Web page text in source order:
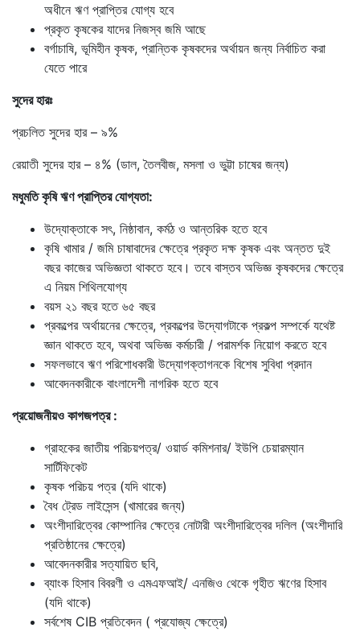
অধীনে ঋণ প্রাপ্তির যোগ্য হবে
প্রকৃত কৃষকের যাদের নিজস্ব জমি আছে
বর্গাচাষি, ভূমিহীন কৃষক, প্রান্তিক কৃষকদের অর্থায়ন জন্য নির্বাচিত করা
যেতে পারে
সুদের হারঃ
প্রচলিত সুদের হার – ৯%
রেয়াতী সুদের হার – ৪% (ডাল, তৈলবীজ, মসলা ও ভুট্টা চাষের জন্য)
মধুমতি কৃষি ঋণ প্রাপ্তির যোগ্যতা:
উদ্যোক্তাকে সৎ, নিষ্ঠাবান, কর্মঠ ও আন্তরিক হতে হবে
কৃষি খামার / জমি চাষাবাদের ক্ষেত্রে প্রকৃত দক্ষ কৃষক এবং অন্তত দুই
বছর কাজের অভিজ্ঞতা থাকতে হবে। তবে বাস্তব অভিজ্ঞ কৃষকদের ক্ষেত্রে
এ নিয়ম শিথিলযোগ্য
বয়স ২১ বছর হতে ৬৫ বছর
প্রকল্পের অর্থায়নের ক্ষেত্রে, প্রকল্পের উদ্যোগটাকে প্রকল্প সম্পর্কে যথেষ্ট
জ্ঞান থাকতে হবে, অথবা অভিজ্ঞ কর্মচারী / পরামর্শক নিয়োগ করতে হবে
সফলভাবে ঋণ পরিশোধকারী উদ্যোগক্তাগনকে বিশেষ সুবিধা প্রদান
আবেদনকারীকে বাংলাদেশী নাগরিক হতে হবে
প্রয়োজনীয়ও কাগজপত্র :
গ্রাহকের জাতীয় পরিচয়পত্র/ ওয়ার্ড কমিশনার/ ইউপি চেয়ারম্যান
সার্টিফিকেট
কৃষক পরিচয় পত্র (যদি থাকে)
বৈধ ট্রেড লাইসেন্স (খামারের জন্য)
অংশীদারিত্বের কোম্পানির ক্ষেত্রে নোটারী অংশীদারিত্বের দলিল (অংশীদারি
প্রতিষ্ঠানের ক্ষেত্রে)
আবেদনকারীর সত্যায়িত ছবি,
ব্যাংক হিসাব বিবরণী ও এমএফআই/ এনজিও থেকে গৃহীত ঋণের হিসাব
(যদি থাকে)
সর্বশেষ CIB প্রতিবেদন ( প্রযোজ্য ক্ষেত্রে)